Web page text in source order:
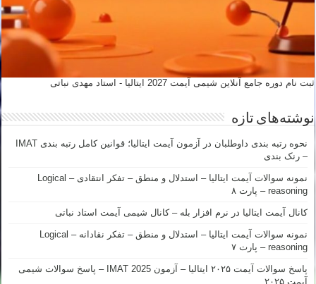
ثبت نام دوره جامع آنلاین شیمی آیمت 2027 ایتالیا - استاد مهدی نباتی
نوشته‌های تازه
نحوه رتبه بندی داوطلبان در آزمون آیمت ایتالیا؛ قوانین کامل رتبه بندی IMAT
– رنک بندی
نمونه سوالات آیمت ایتالیا – استدلال و منطق – تفکر انتقادی – Logical
reasoning – پارت ۸
کانال آیمت ایتالیا در نرم افزار بله – کانال شیمی آیمت استاد نباتی
نمونه سوالات آیمت ایتالیا – استدلال و منطق – تفکر نقادانه – Logical
reasoning – پارت ۷
پاسخ سوالات آیمت ۲۰۲۵ ایتالیا – آزمون IMAT 2025 – پاسخ سوالات شیمی
آیمت ۲۰۲۵